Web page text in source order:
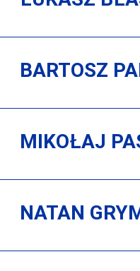
BARTOSZ
MIKOŁAJ
NATAN